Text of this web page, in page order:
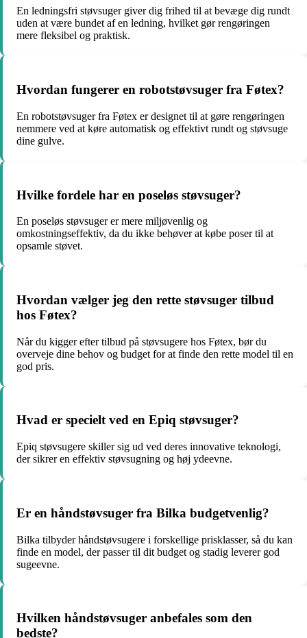
En ledningsfri støvsuger giver dig frihed til at bevæge dig rundt
uden at være bundet af en ledning, hvilket gør rengøringen
mere fleksibel og praktisk.
Hvordan fungerer en robotstøvsuger fra Føtex?
En robotstøvsuger fra Føtex er designet til at gøre rengøringen
nemmere ved at køre automatisk og effektivt rundt og støvsuge
dine gulve.
Hvilke fordele har en poseløs støvsuger?
En poseløs støvsuger er mere miljøvenlig og
omkostningseffektiv, da du ikke behøver at købe poser til at
opsamle støvet.
Hvordan vælger jeg den rette støvsuger tilbud
hos Føtex?
Når du kigger efter tilbud på støvsugere hos Føtex, bør du
overveje dine behov og budget for at finde den rette model til en
god pris.
Hvad er specielt ved en Epiq støvsuger?
Epiq støvsugere skiller sig ud ved deres innovative teknologi,
der sikrer en effektiv støvsugning og høj ydeevne.
Er en håndstøvsuger fra Bilka budgetvenlig?
Bilka tilbyder håndstøvsugere i forskellige prisklasser, så du kan
finde en model, der passer til dit budget og stadig leverer god
sugeevne.
Hvilken håndstøvsuger anbefales som den
bedste?